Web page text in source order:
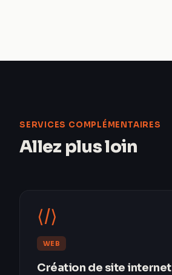
SERVICES COMPLÉMENTAIRES
Allez plus loin
⟨/⟩
WEB
Création de site internet